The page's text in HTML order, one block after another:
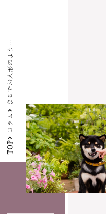
TOP
コラム
ま
る
で
お
人
形
の
よ
う
な
か
わ
い
さ